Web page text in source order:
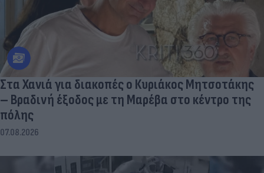
Στα Χανιά για διακοπές ο Κυριάκος Μητσοτάκης
– Βραδινή έξοδος με τη Μαρέβα στο κέντρο της
πόλης
07.08.2026